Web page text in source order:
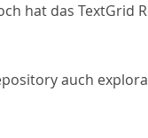
hat das TextGrid
auch